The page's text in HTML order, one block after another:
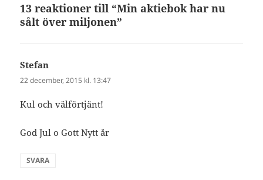
13 reaktioner till “Min aktiebok har nu
sålt över miljonen”
Stefan
22 december, 2015 kl. 13:47
Kul och välförtjänt!
God Jul o Gott Nytt år
SVARA